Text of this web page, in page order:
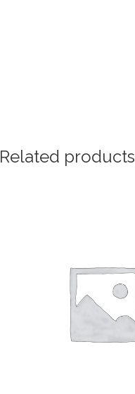
Related products